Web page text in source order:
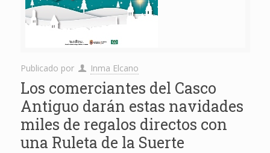
Publicado por Inma Elcano
Los comerciantes del Casco
Antiguo darán estas navidades
miles de regalos directos con
una Ruleta de la Suerte